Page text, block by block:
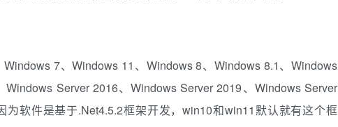
7、Windows 11、Windows 8、Windows 8.1、Windows
Server 2016、Windows Server 2019、Windows Server
为软件是基于.Net4.5.2框架开发，win10和win11默认就有这个框